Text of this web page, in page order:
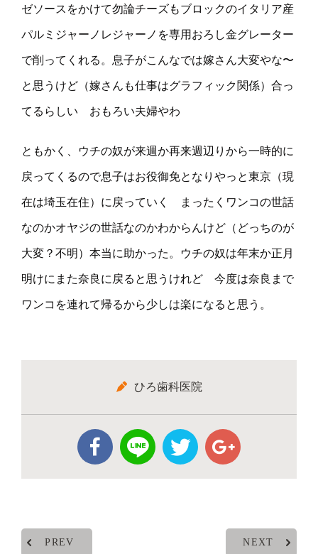
ゼソースをかけて勿論チーズもブロックのイタリア産
パルミジャーノレジャーノを専用おろし金グレーター
で削ってくれる。息子がこんなでは嫁さん大変やな〜
と思うけど（嫁さんも仕事はグラフィック関係）合っ
てるらしい おもろい夫婦やわ
ともかく、ウチの奴が来週か再来週辺りから一時的に
戻ってくるので息子はお役御免となりやっと東京（現
在は埼玉在住）に戻っていく まったくワンコの世話
なのかオヤジの世話なのかわからんけど（どっちのが
大変？不明）本当に助かった。ウチの奴は年末か正月
明けにまた奈良に戻ると思うけれど 今度は奈良まで
ワンコを連れて帰るから少しは楽になると思う。
ひろ歯科医院
PREV NEXT